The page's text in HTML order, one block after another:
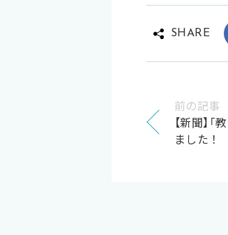
SHARE
前の記事
【新聞】
ました！